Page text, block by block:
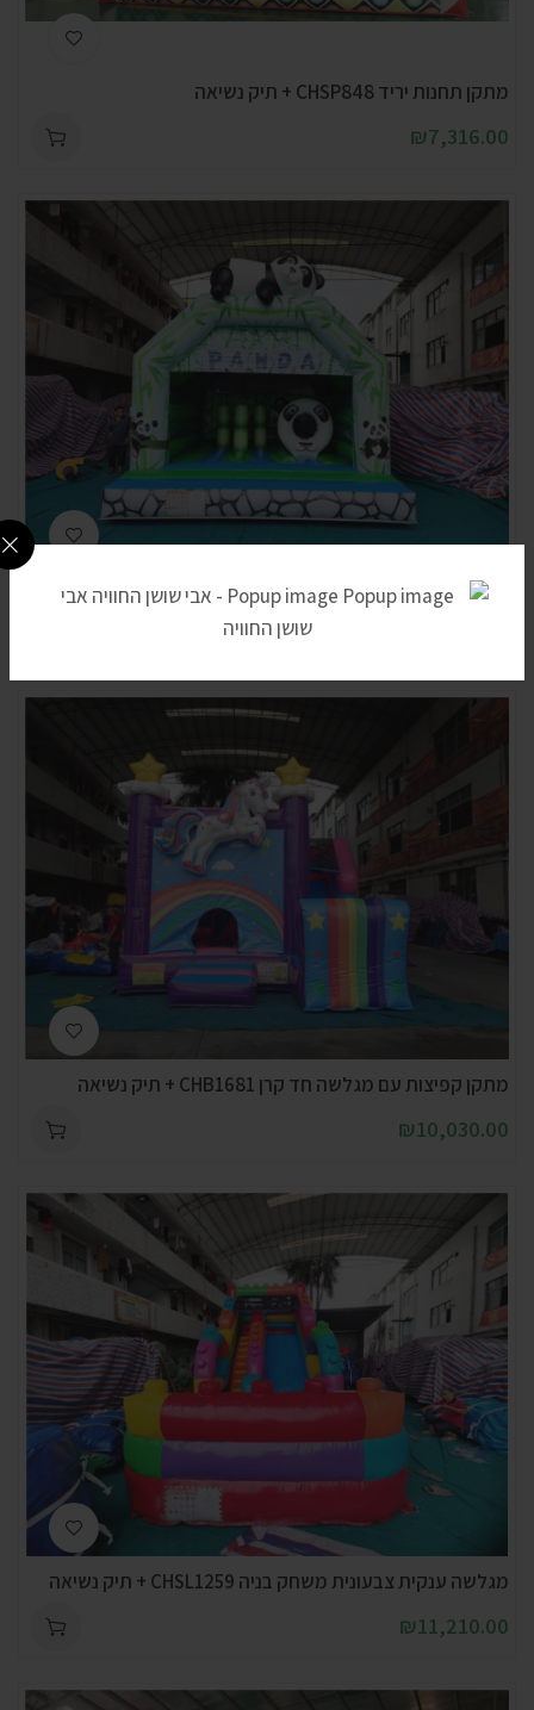
מתקן תחנות יריד CHSP848 + תיק נשיאה
₪7,316.00
מתקן קפיצות פנדה CHB2355 + תיק נשיאה
מתקן קפיצות עם מגלשה חד קרן CHB1681 + תיק נשיאה
₪10,030.00
מגלשה ענקית צבעונית משחק בניה CHSL1259 + תיק נשיאה
₪11,210.00